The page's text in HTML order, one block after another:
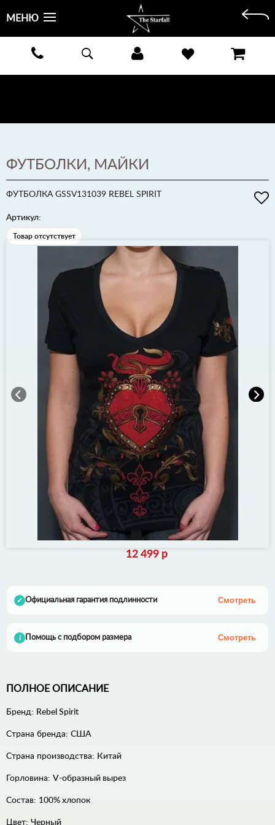
БЕСПЛАТНАЯ ДОСТАВКА КУРЬЕРОМ ИЛИ ПОЧТОЙ ПО ВСЕЙ РОССИИ! ОПЛАТА ПРИ ПОЛУЧЕНИИ
ПОДРОБНЕЕ >
МЕНЮ
ФУТБОЛКИ, МАЙКИ
ФУТБОЛКА GSSV131039 REBEL SPIRIT
Артикул:
Товар отсутствует
12 499 р
✓ Официальная гарантия подлинности Смотреть
i Помощь с подбором размера Смотреть
ПОЛНОЕ ОПИСАНИЕ
Бренд: Rebel Spirit
Страна бренда: США
Страна производства: Китай
Горловина: V-образный вырез
Состав: 100% хлопок
Цвет: Черный